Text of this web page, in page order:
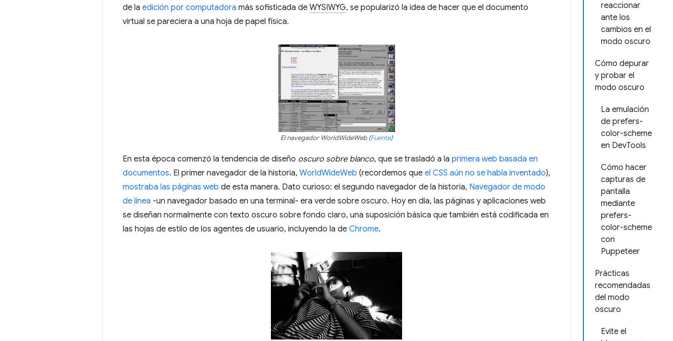
reaccionar
ante los
cambios en el
modo oscuro
Cómo depurar
y probar el
modo oscuro
La emulación
de prefers-
color-scheme
en DevTools
Cómo hacer
capturas de
pantalla
mediante
prefers-
color-scheme
con
Puppeteer
Prácticas
recomendadas
del modo
oscuro
Evite el
de la edición por computadora más sofisticada de WYSIWYG, se popularizó la idea de hacer que el documento
virtual se pareciera a una hoja de papel física.
El navegador WorldWideWeb (Fuente)
En esta época comenzó la tendencia de diseño oscuro sobre blanco, que se trasladó a la primera web basada en
documentos. El primer navegador de la historia, WorldWideWeb (recordemos que el CSS aún no se había inventado),
mostraba las páginas web de esta manera. Dato curioso: el segundo navegador de la historia, Navegador de modo
de línea -un navegador basado en una terminal- era verde sobre oscuro. Hoy en día, las páginas y aplicaciones web
se diseñan normalmente con texto oscuro sobre fondo claro, una suposición básica que también está codificada en
las hojas de estilo de los agentes de usuario, incluyendo la de Chrome.